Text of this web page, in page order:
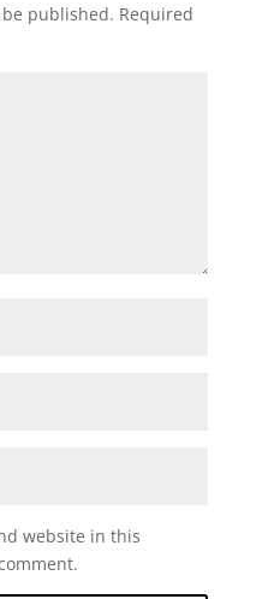
published. Required
website in this